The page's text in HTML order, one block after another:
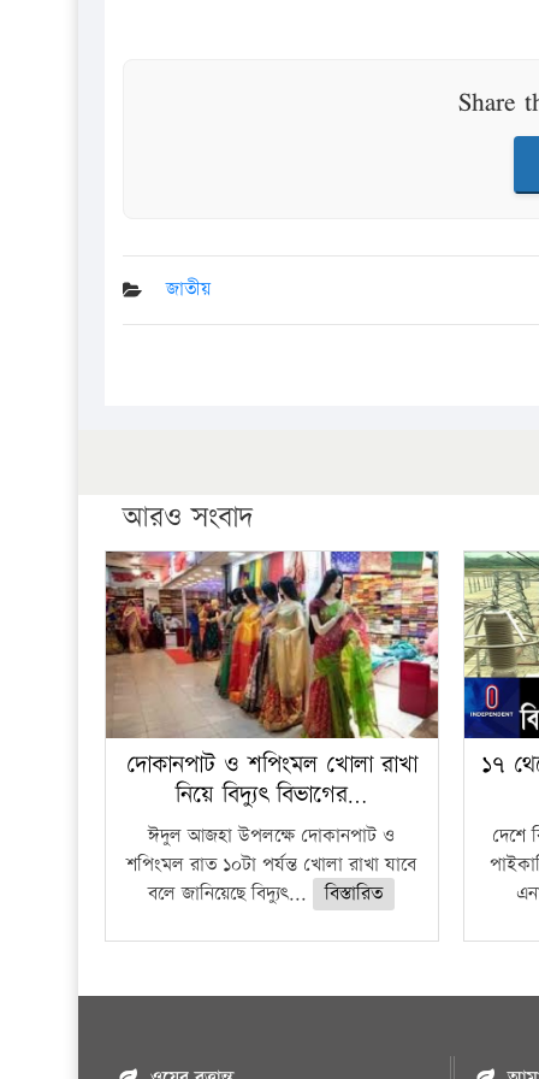
Share
জাতীয়
আরও সংবাদ
দোকানপাট ও শপিংমল খোলা রাখা
নিয়ে বিদ্যুৎ বিভাগের…
ঈদুল আজহা উপলক্ষে দোকানপাট ও
শপিংমল রাত ১০টা পর্যন্ত খোলা রাখা যাবে
বলে জানিয়েছে বিদ্যুৎ...
বিস্তারিত
১৭
দেশে